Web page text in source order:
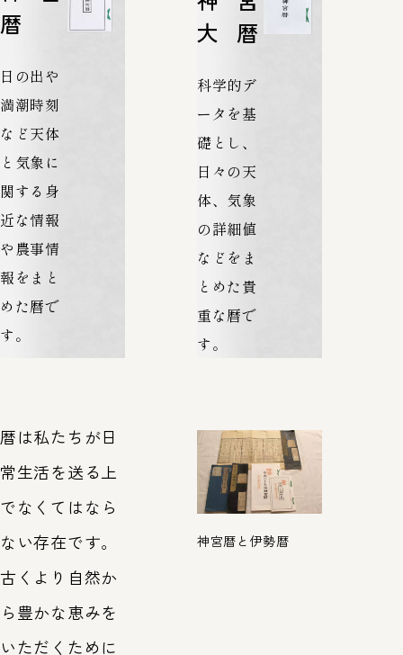
暦
日の出や
満潮時刻
など天体
と気象に
関する身
近な情報
や農事情
報をまと
めた暦で
す。
大暦
科学的デ
ータを基
礎とし、
日々の天
体、気象
の詳細値
などをま
とめた貴
重な暦で
す。
暦は私たちが日
常生活を送る上
でなくてはなら
ない存在です。
古くより自然か
ら豊かな恵みを
いただくために
神宮暦と伊勢暦